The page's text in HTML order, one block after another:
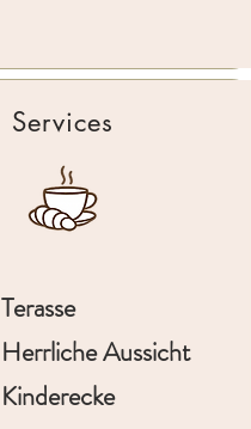
Services
Terasse
Herrliche Aussicht
Kinderecke